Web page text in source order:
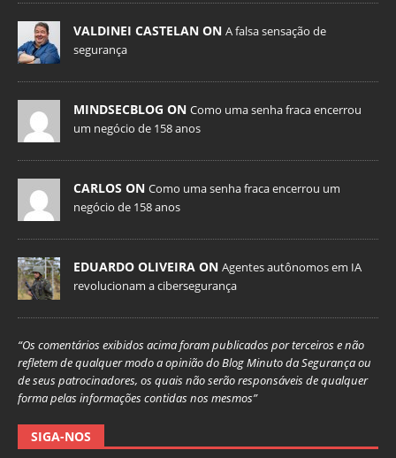
VALDINEI CASTELAN ON A falsa sensação de
segurança
MINDSECBLOG ON Como uma senha fraca encerrou
um negócio de 158 anos
CARLOS ON Como uma senha fraca encerrou um
negócio de 158 anos
EDUARDO OLIVEIRA ON Agentes autônomos em IA
revolucionam a cibersegurança
“Os comentários exibidos acima foram publicados por terceiros e não
refletem de qualquer modo a opinião do Blog Minuto da Segurança ou
de seus patrocinadores, os quais não serão responsáveis de qualquer
forma pelas informações contidas nos mesmos”
SIGA-NOS